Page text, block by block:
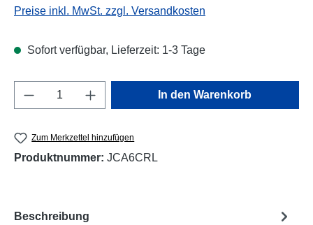
Preise inkl. MwSt. zzgl. Versandkosten
Sofort verfügbar, Lieferzeit: 1-3 Tage
Produkt Anzahl: Gib den gewünschten
In den Warenkorb
Zum Merkzettel hinzufügen
Produktnummer: JCA6CRL
Beschreibung